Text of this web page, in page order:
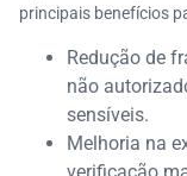
principais benefícios
Redução de
não
sensíveis.
Melhoria na